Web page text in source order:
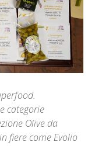
categorie
Olive da
fiere come Evolio